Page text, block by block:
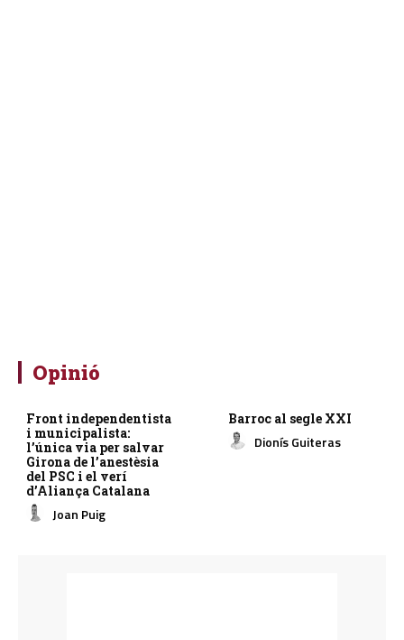
Opinió
Front independentista
i municipalista:
l’única via per salvar
Girona de l’anestèsia
del PSC i el verí
d’Aliança Catalana
Joan Puig
Barroc al segle XXI
Dionís Guiteras